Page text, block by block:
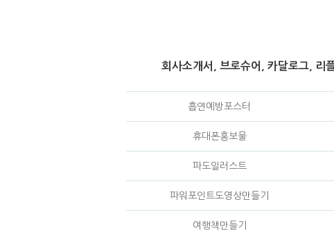
회사소개서, 브로슈어, 카달로그, 리
흡연예방포스터
휴대폰홍보물
파도일러스트
파워포인트도영상만들기
여행책만들기